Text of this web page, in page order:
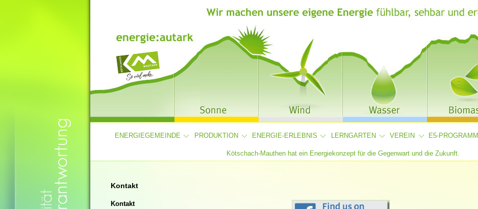
ENERGIEGEMEINDE PRODUKTION ENERGIE-ERLEBNIS LERNGARTEN VEREIN E5-PROGRAMM
Kötschach-Mauthen hat ein Energiekonzept für die Gegenwart und die Zukunft.
Kontakt
Kontakt